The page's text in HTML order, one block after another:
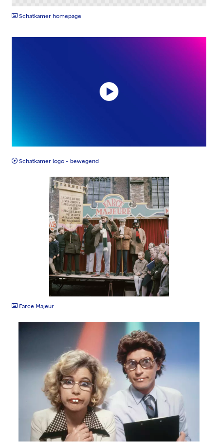
Schatkamer homepage
Schatkamer logo - bewegend
Farce Majeur